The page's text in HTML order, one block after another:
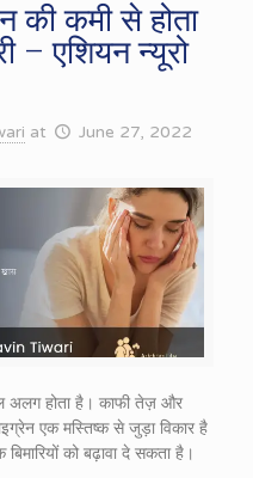
की कमी से होता
– एशियन न्यूरो
at June 27, 2022
अलग होता है। काफी तेज़ और
एक मस्तिष्क से जुड़ा विकार है
को बढ़ावा दे सकता है।